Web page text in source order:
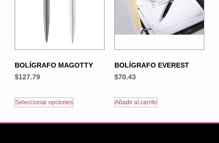
BOLÍGRAFO MAGOTTY
$127.79
Seleccionar opciones
BOLÍGRAFO EVEREST
$70.43
Añadir al carrito